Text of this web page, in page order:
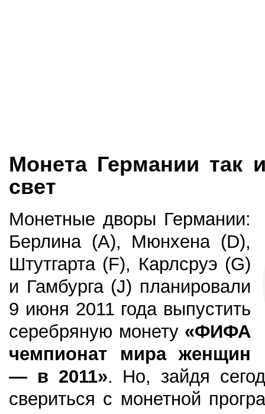
Монета Германии так
свет
Монетные дворы Германии:
Берлина (A), Мюнхена (D),
Штутгарта (F), Карлсруэ (G)
и Гамбурга (J) планировали
9 июня 2011 года выпустить
серебряную монету «ФИФА
чемпионат мира женщин
— в 2011». Но, зайдя
свериться с монетной